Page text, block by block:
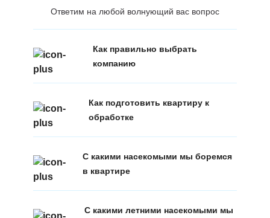
Ответим на любой волнующий вас вопрос
Как правильно выбрать
компанию
Как подготовить квартиру к
обработке
С какими насекомыми мы боремся
в квартире
С какими летними насекомыми мы